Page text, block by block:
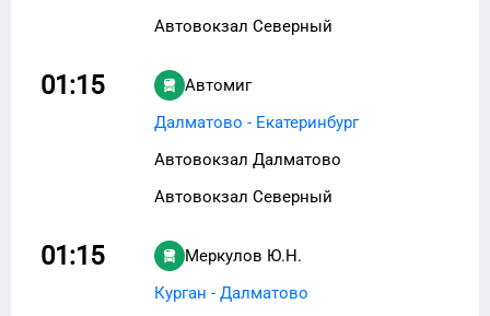
Автовокзал Северный
01:15
Автомиг
Далматово - Екатеринбург
Автовокзал Далматово
Автовокзал Северный
01:15
Меркулов Ю.Н.
Курган - Далматово